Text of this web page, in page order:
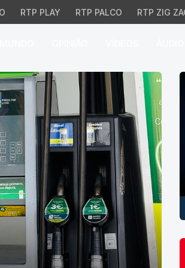
RTP PLAY RTP PALCO RTP ZIG